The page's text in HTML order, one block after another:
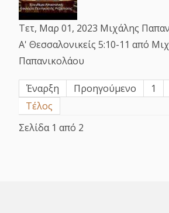
Τετ, Μαρ 01, 2023 Μιχάλης
Α' Θεσσαλονικείς 5:10-11 από
Παπανικολάου
Έναρξη Προηγούμενο 1
Τέλος
Σελίδα 1 από 2